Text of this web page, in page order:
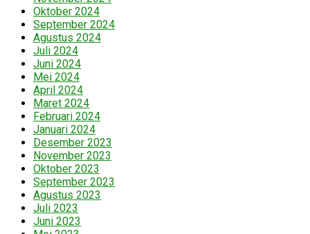
Oktober 2024
September 2024
Agustus 2024
Juli 2024
Juni 2024
Mei 2024
April 2024
Maret 2024
Februari 2024
Januari 2024
Desember 2023
November 2023
Oktober 2023
September 2023
Agustus 2023
Juli 2023
Juni 2023